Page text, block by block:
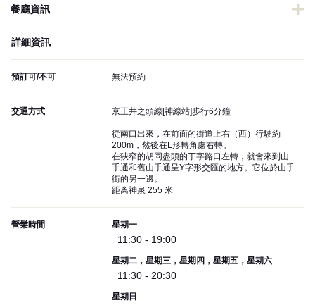
餐廳資訊
詳細資訊
預訂可/不可 無法預約
交通方式 京王井之頭線[神線站]步行6分鐘
從南口出來，在前面的街道上右（西）行駛約
200m，然後在L形轉角處右轉。
在狹窄的胡同盡頭的丁字路口左轉，就會來到山
手通和舊山手通呈Y字形交匯的地方。它位於山手
街的另一邊。
距离神泉 255 米
營業時間 星期一
11:30 - 19:00
星期二，星期三，星期四，星期五，星期六
11:30 - 20:30
星期日